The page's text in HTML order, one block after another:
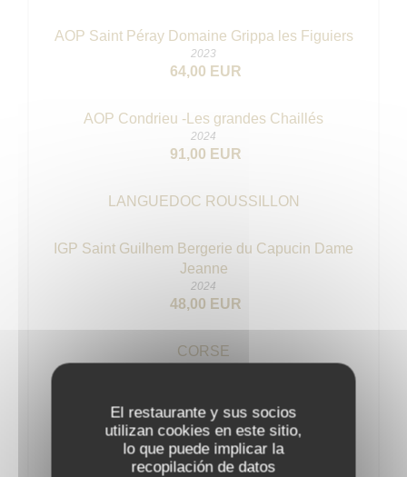
El restaurante y sus socios
utilizan cookies en este sitio,
lo que puede implicar la
recopilación de datos
AOP Saint Péray Domaine Grippa les Figuiers
2023
64,00 EUR
AOP Condrieu -Les grandes Chaillés
2024
91,00 EUR
LANGUEDOC ROUSSILLON
IGP Saint Guilhem Bergerie du Capucin Dame
Jeanne
2024
48,00 EUR
CORSE
2024
45,00 EUR